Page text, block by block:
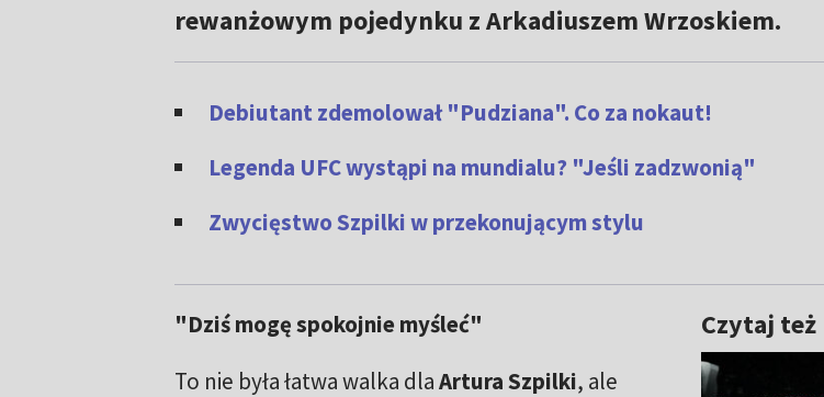
rewanżowym pojedynku z Arkadiuszem Wrzoskiem.
Debiutant zdemolował "Pudziana". Co za nokaut!
Legenda UFC wystąpi na mundialu? "Jeśli zadzwonią"
Zwycięstwo Szpilki w przekonującym stylu
Czytaj też
"Dziś mogę spokojnie myśleć"
To nie była łatwa walka dlaArturaSzpilki, ale